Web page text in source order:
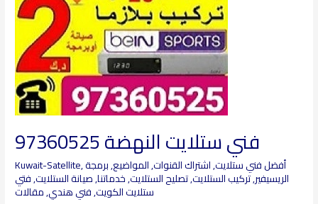
فني ستلايت النهضة 97360525
Kuwait-Satellite, أفضل فني ستلايت,اشتراك القنوات,المواضيع,برمجة
الريسيفير,تركيب الستلايت,تصليح الستلايت,خدماتنا,صيانة الستلايت,فتي
ستلايت الكويت,فني هندي,مقالات